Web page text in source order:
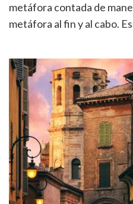
metáfora contada de
metáfora al fin y al cabo.